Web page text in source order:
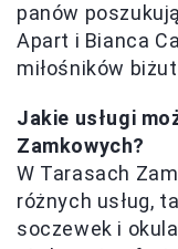
panów
Apart i Bianca
miłośników
Jakie usługi
Zamkowych?
W Tarasach
różnych usług,
soczewek i